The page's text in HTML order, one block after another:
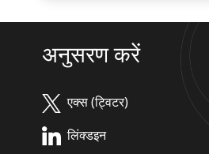
अनुसरण करें
एक्स (ट्विटर)
लिंक्डइन